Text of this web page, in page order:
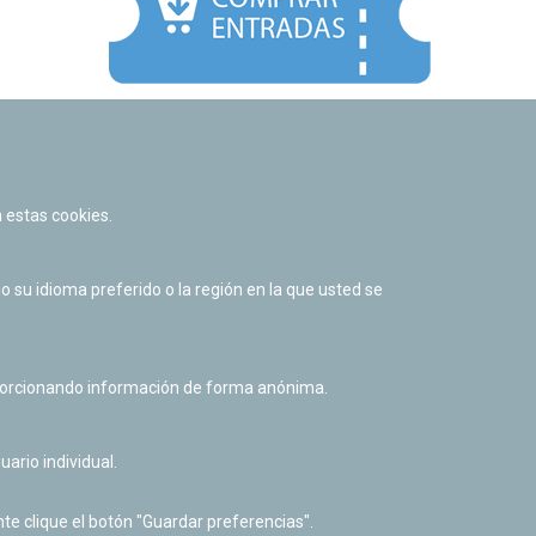
Política de cookies
Derecho de acceso a información pública
cookies.
su idioma preferido o la región en la que usted se
información de forma anónima.
individual.
clique el botón "Guardar preferencias".